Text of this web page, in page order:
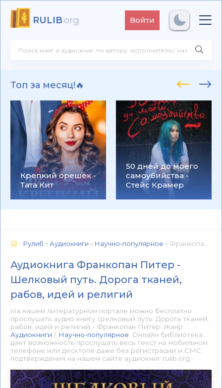
RULIB.org Войти
Топ за месяц!🔥
Крепкий орешек -
Тата Кит
50 дней до моего
самоубийства -
Стейс Крамер
Рулиб »Аудиокниги » Научно-популярное » Франкопан Питер - Шелковый путь. Дорога тканей, рабов, идей и религий 📕 - Книга онлайн бесплатно
Аудиокнига Франкопан Питер -
Шелковый путь. Дорога тканей,
рабов, идей и религий
На нашем литературном портале можно бесплатно
прослушать аудио книгу Шелковый путь. Дорога тканей,
рабов, идей и религий - Франкопан Питер. Жанр:
Аудиокниги / Научно-популярное . Онлайн библиотека
дает возможность прослушать весь текст на мобильном
телефоне или десктопе даже без регистрации и СМС
подтверждения на нашем сайте аудиокниг rulib.org.